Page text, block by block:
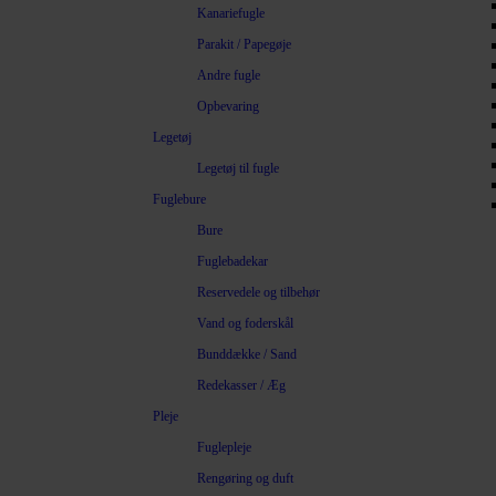
Kanariefugle
Parakit / Papegøje
Andre fugle
Opbevaring
Legetøj
Legetøj til fugle
Fuglebure
Bure
Fuglebadekar
Reservedele og tilbehør
Vand og foderskål
Bunddække / Sand
Redekasser / Æg
Pleje
Fuglepleje
Rengøring og duft